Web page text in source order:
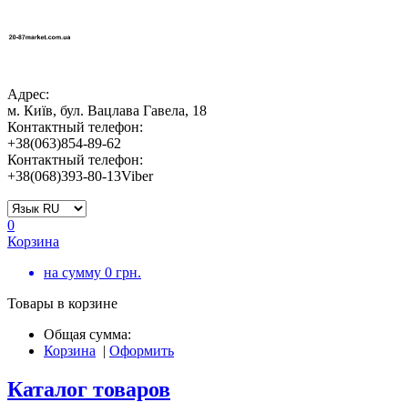
Адрес:
м. Київ, бул. Вацлава Гавела, 18
Контактный телефон:
+38(063)854-89-62
Контактный телефон:
+38(068)393-80-13Viber
0
Корзина
на сумму 0 грн.
Товары в корзине
Общая сумма:
Корзина | Оформить
Каталог товаров